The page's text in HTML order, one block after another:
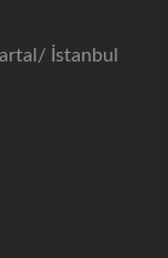
İstanbul